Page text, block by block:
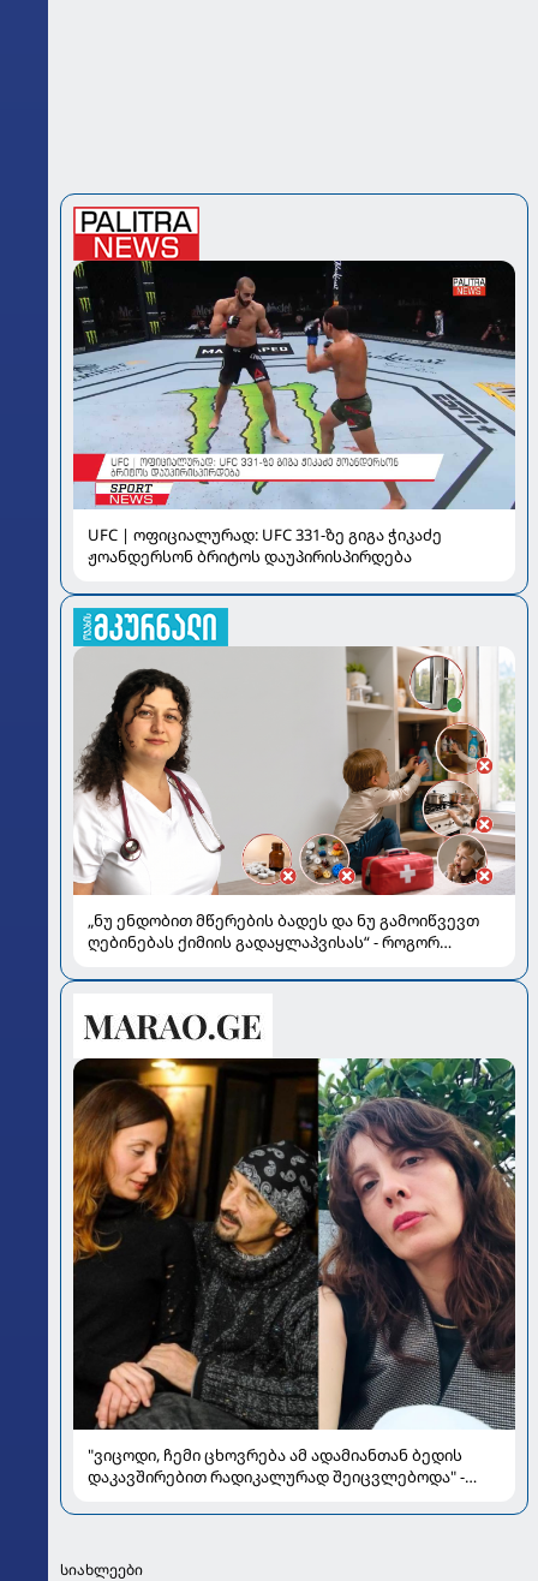
UFC | ოფიციალურად: UFC 331-ზე გიგა ჭიკაძე
ჟოანდერსონ ბრიტოს დაუპირისპირდება
„ნუ ენდობით მწერების ბადეს და ნუ გამოიწვევთ
ღებინებას ქიმიის გადაყლაპვისას“ - როგორ
სალომე ახვლედიანის რჩევები
"ვიცოდი, ჩემი ცხოვრება ამ ადამიანთან ბედის
დაკავშირებით რადიკალურად შეიცვლებოდა" -
ოჯახზე
სიახლეები